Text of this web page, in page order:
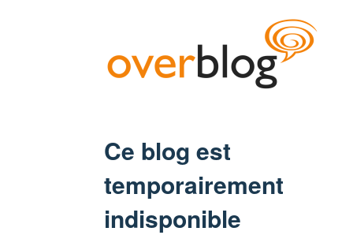
Ce blog est
temporairement
indisponible